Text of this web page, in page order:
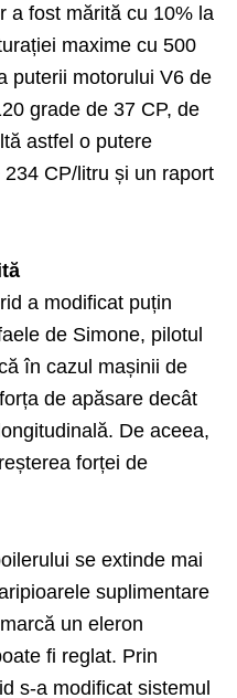
a fost mărită cu 10% la
maxime cu 500
puterii motorului V6 de
grade de 37 CP, de
astfel o putere
CP/litru și un raport
a modificat puțin
de Simone, pilotul
în cazul mașinii de
de apăsare decât
De aceea,
forței de
se extinde mai
suplimentare
un eleron
fi reglat. Prin
s-a modificat sistemul